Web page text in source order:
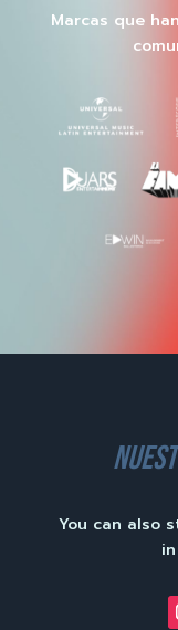
Marcas que
You can also